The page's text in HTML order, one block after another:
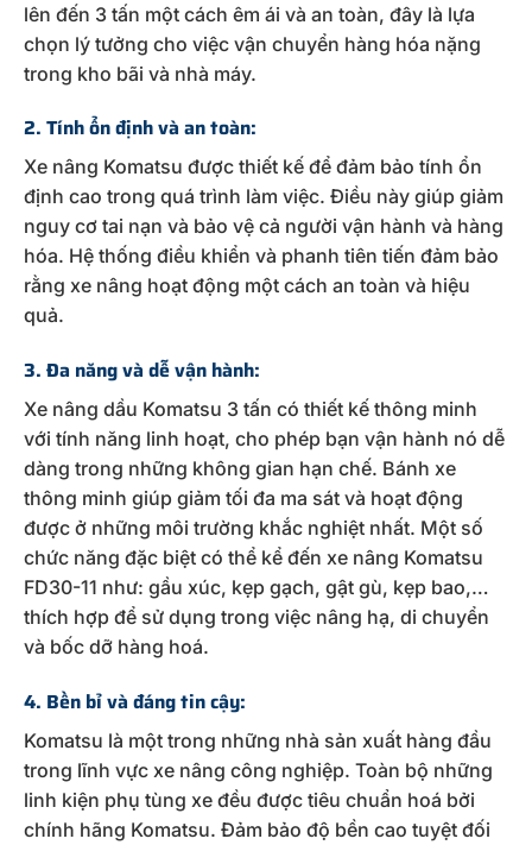
lên đến 3 tấn một cách êm ái và an toàn, đây là lựa
chọn lý tưởng cho việc vận chuyển hàng hóa nặng
trong kho bãi và nhà máy.
2. Tính ổn định và an toàn:
Xe nâng Komatsu được thiết kế để đảm bảo tính ổn
định cao trong quá trình làm việc. Điều này giúp giảm
nguy cơ tai nạn và bảo vệ cả người vận hành và hàng
hóa. Hệ thống điều khiển và phanh tiên tiến đảm bảo
rằng xe nâng hoạt động một cách an toàn và hiệu
quả.
3. Đa năng và dễ vận hành:
Xe nâng dầu Komatsu 3 tấn có thiết kế thông minh
với tính năng linh hoạt, cho phép bạn vận hành nó dễ
dàng trong những không gian hạn chế. Bánh xe
thông minh giúp giảm tối đa ma sát và hoạt động
được ở những môi trường khắc nghiệt nhất. Một số
chức năng đặc biệt có thể kể đến xe nâng Komatsu
FD30-11 như: gầu xúc, kẹp gạch, gật gù, kẹp bao,…
thích hợp để sử dụng trong việc nâng hạ, di chuyển
và bốc dỡ hàng hoá.
4. Bền bỉ và đáng tin cậy:
Komatsu là một trong những nhà sản xuất hàng đầu
trong lĩnh vực xe nâng công nghiệp. Toàn bộ những
linh kiện phụ tùng xe đều được tiêu chuẩn hoá bởi
chính hãng Komatsu. Đảm bảo độ bền cao tuyệt đối